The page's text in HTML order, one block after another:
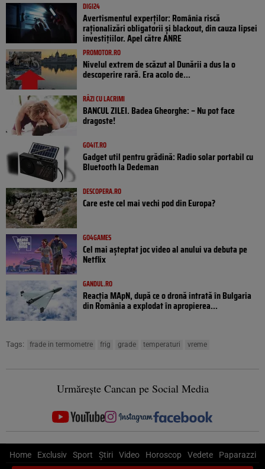
DIGI24
Avertismentul experților: România riscă
raționalizări obligatorii și blackout, din cauza lipsei
investițiilor. Apel către ANRE
PROMOTOR.RO
Nivelul extrem de scăzut al Dunării a dus la o
descoperire rară. Era acolo de...
RÂZI CU LACRIMI
BANCUL ZILEI. Badea Gheorghe: – Nu pot face
dragoste!
GO4IT.RO
Gadget util pentru grădină: Radio solar portabil cu
Bluetooth la Dedeman
DESCOPERA.RO
Care este cel mai vechi pod din Europa?
GO4GAMES
Cel mai așteptat joc video al anului va debuta pe
Netflix
GANDUL.RO
Reacția MApN, după ce o dronă intrată în Bulgaria
din România a explodat în apropierea...
Tags: frade in termometre frig grade temperaturi vreme
Urmărește Cancan pe Social Media
Home Exclusiv Sport Știri Video Horoscop Vedete Paparazzi